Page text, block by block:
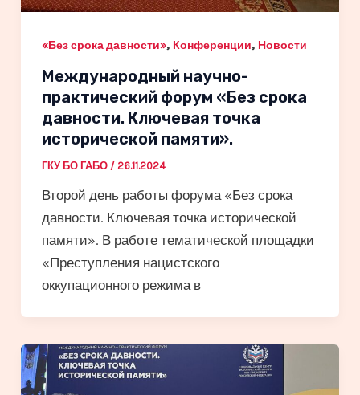
«Без срока давности», Конференции, Новости
Международный научно-
практический форум «Без срока
давности. Ключевая точка
исторической памяти».
ГКУ БО ГАБО / 26.11.2024
Второй день работы форума «Без срока
давности. Ключевая точка исторической
памяти». В работе тематической площадки
«Преступления нацистского
оккупационного режима в